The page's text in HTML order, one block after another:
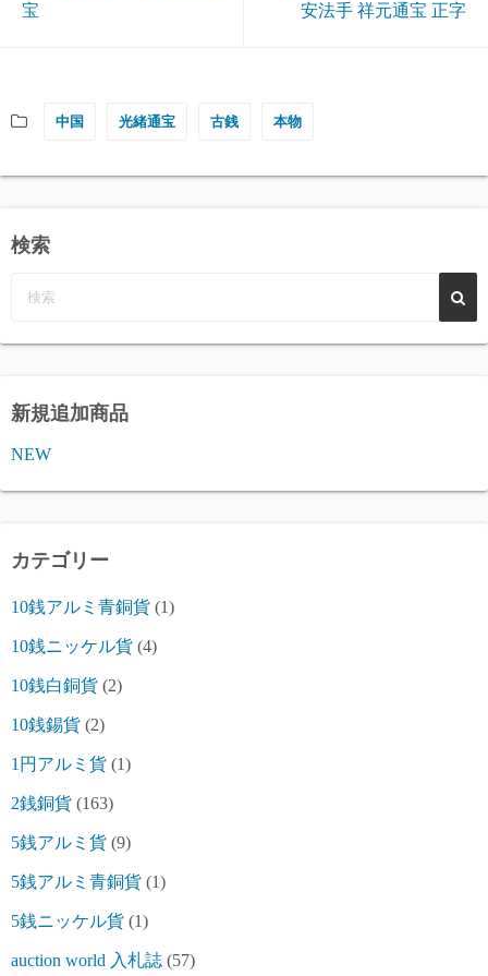
宝
安法手 祥元通宝 正字
中国 光緒通宝 古銭 本物
検索
新規追加商品
NEW
カテゴリー
10銭アルミ青銅貨 (1)
10銭ニッケル貨 (4)
10銭白銅貨 (2)
10銭錫貨 (2)
1円アルミ貨 (1)
2銭銅貨 (163)
5銭アルミ貨 (9)
5銭アルミ青銅貨 (1)
5銭ニッケル貨 (1)
auction world 入札誌 (57)